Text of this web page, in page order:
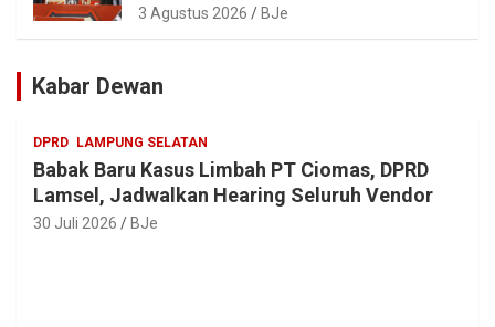
Meriah, Dihadiri Ribuan Penonton; Ini
3 Agustus 2026 BJe
Kabar Dewan
DPRD LAMPUNG SELATAN
Babak Baru Kasus Limbah PT Ciomas, DPRD
Lamsel, Jadwalkan Hearing Seluruh Vendor
30 Juli 2026 BJe